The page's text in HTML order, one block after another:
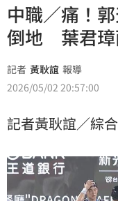
中職／痛！
倒地 葉君璋
記者 黃耿誼 報導
2026/05/02 20:57:00
記者黃耿誼／綜